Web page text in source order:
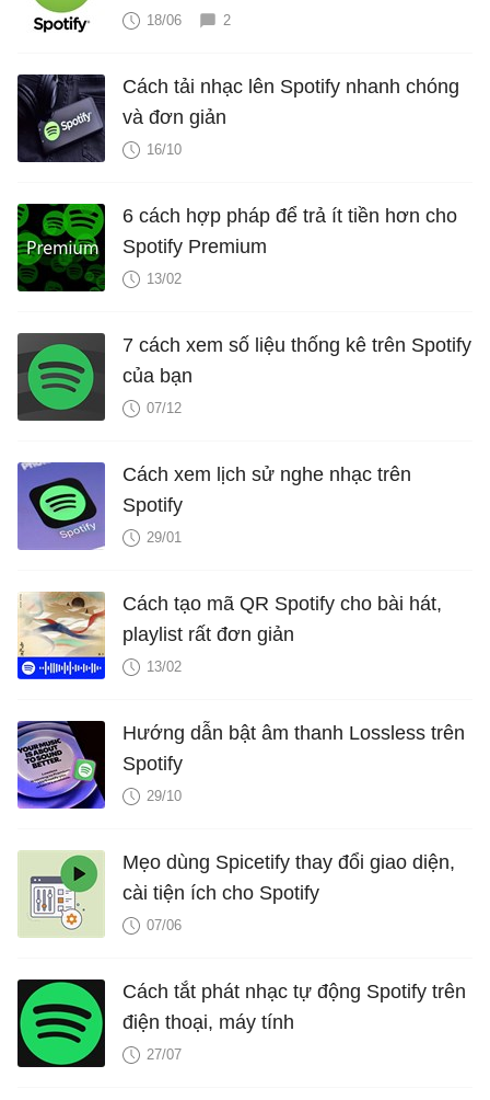
18/06 2
Cách tải nhạc lên Spotify nhanh chóng
và đơn giản
16/10
6 cách hợp pháp để trả ít tiền hơn cho
Spotify Premium
13/02
7 cách xem số liệu thống kê trên Spotify
của bạn
07/12
Cách xem lịch sử nghe nhạc trên
Spotify
29/01
Cách tạo mã QR Spotify cho bài hát,
playlist rất đơn giản
13/02
Hướng dẫn bật âm thanh Lossless trên
Spotify
29/10
Mẹo dùng Spicetify thay đổi giao diện,
cài tiện ích cho Spotify
07/06
Cách tắt phát nhạc tự động Spotify trên
điện thoại, máy tính
27/07